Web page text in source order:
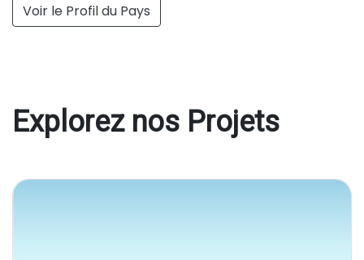
Voir le Profil du Pays
Explorez nos Projets